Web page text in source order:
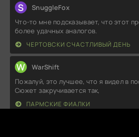
S SnuggleFox
Что-то мне подсказывает, что этот
более удачных аналогов.
ЧЕРТОВСКИ СЧАСТЛИВЫЙ ДЕНЬ
W WarShift
Пожалуй, это лучшее, что я видел в
Сюжет закручивается так,
ПАРМСКИЕ ФИАЛКИ